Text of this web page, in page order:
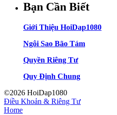
Bạn Cần Biết
Giới Thiệu HoiDap1080
Ngôi Sao Bão Tám
Quyền Riêng Tư
Quy Định Chung
©2026 HoiDap1080
Điều Khoản & Riêng Tư
Home